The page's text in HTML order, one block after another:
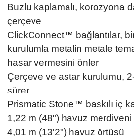
Buzlu kaplamalı, korozyona
çerçeve
ClickConnect™ bağlantılar,
kurulumla metalin metale
hasar vermesini önler
Çerçeve ve astar kurulumu,
sürer
Prismatic Stone™ baskılı iç
1,22 m (48") havuz merdiveni
4,01 m (13'2") havuz örtüsü